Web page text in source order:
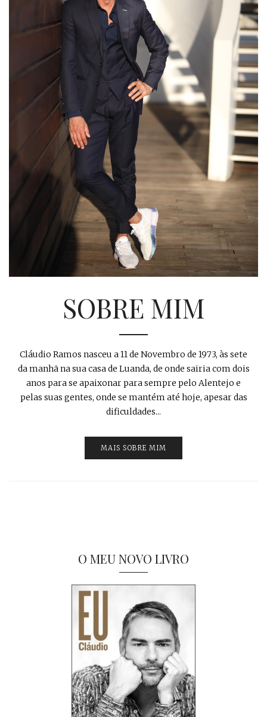
SOBRE MIM
Cláudio Ramos nasceu a 11 de Novembro de 1973, às sete
da manhã na sua casa de Luanda, de onde sairia com dois
anos para se apaixonar para sempre pelo Alentejo e
pelas suas gentes, onde se mantém até hoje, apesar das
dificuldades...
MAIS SOBRE MIM
O MEU NOVO LIVRO